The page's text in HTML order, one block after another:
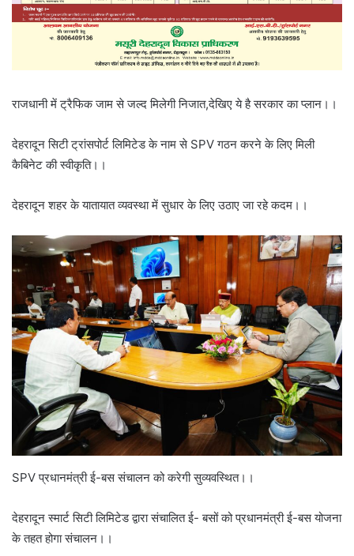
राजधानी में ट्रैफिक जाम से जल्द मिलेगी निजात,देखिए ये है सरकार का प्लान।।
देहरादून सिटी ट्रांसपोर्ट लिमिटेड के नाम से SPV गठन करने के लिए मिली
कैबिनेट की स्वीकृति।।
देहरादून शहर के यातायात व्यवस्था में सुधार के लिए उठाए जा रहे कदम।।
SPV प्रधानमंत्री ई-बस संचालन को करेगी सुव्यवस्थित।।
देहरादून स्मार्ट सिटी लिमिटेड द्वारा संचालित ई- बसों को प्रधानमंत्री ई-बस योजना
के तहत होगा संचालन।।